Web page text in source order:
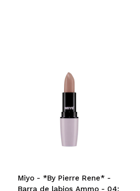
Miyo - *By Pierre Rene* -
Barra de labios Ammo - 04: